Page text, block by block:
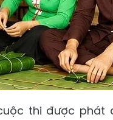
thi được phát